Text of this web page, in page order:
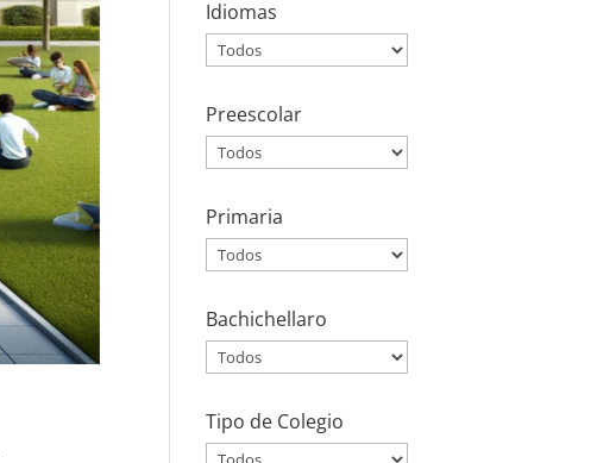
Idiomas
Preescolar
Primaria
Bachichellaro
Tipo de Colegio